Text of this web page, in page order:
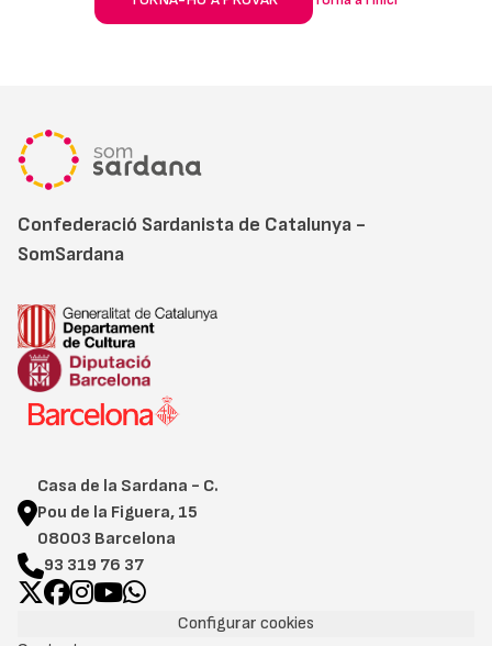
Confederació Sardanista de Catalunya -
SomSardana
Casa de la Sardana - C.
Pou de la Figuera, 15
08003 Barcelona
93 319 76 37
Configurar cookies